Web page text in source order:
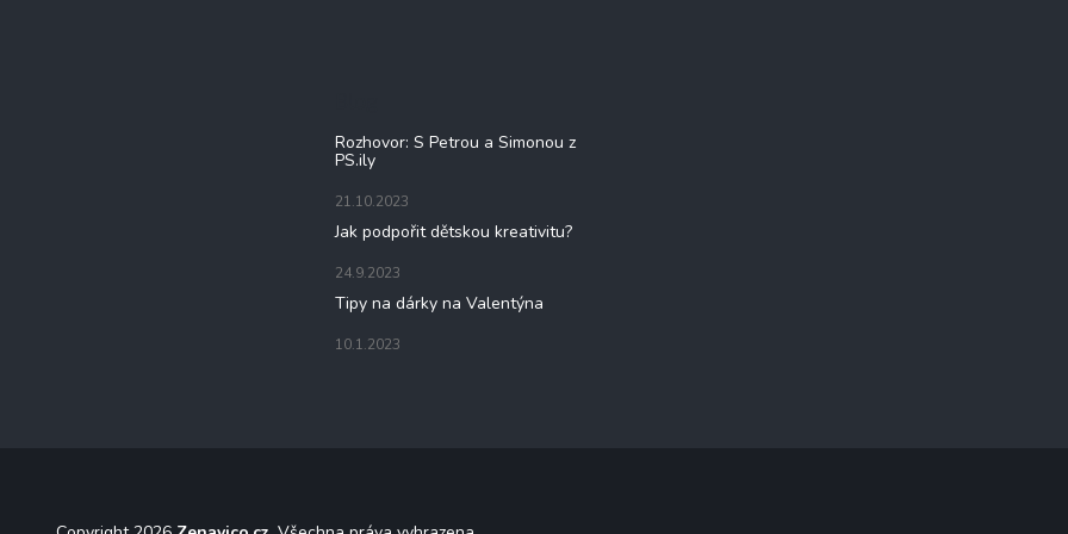
Rozhovor: S Petrou a Simonou z
PS.ily
21.10.2023
Jak podpořit dětskou kreativitu?
24.9.2023
Tipy na dárky na Valentýna
10.1.2023